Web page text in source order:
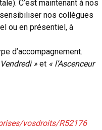
C’est maintenant à nos
nos collègues
ou en présentiel, à
d’accompagnement.
»et « l’Ascenceur
vosdroits/R52176